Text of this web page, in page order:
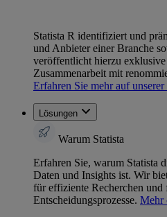
Statista R identifiziert und
und Anbieter einer Branche
veröffentlicht hierzu
Zusammenarbeit mit
Erfahren Sie mehr auf unserer
Lösungen
Warum Statista
Erfahren Sie, warum Statista
Daten und Insights ist. Wir
für effiziente Recherchen und
Entscheidungsprozesse. Mehr